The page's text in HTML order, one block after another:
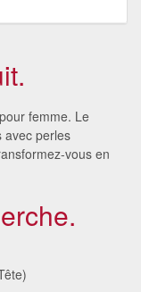
femme. Le
avec perles
vous en